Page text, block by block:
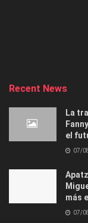
Recent News
La
el
07/
más
07/